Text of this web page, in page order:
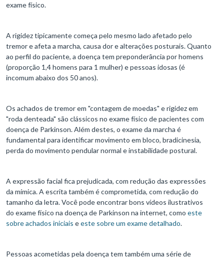
exame físico.
A rigidez tipicamente começa pelo mesmo lado afetado pelo
tremor e afeta a marcha, causa dor e alterações posturais. Quanto
ao perfil do paciente, a doença tem preponderância por homens
(proporção 1,4 homens para 1 mulher) e pessoas idosas (é
incomum abaixo dos 50 anos).
Os achados de tremor em "contagem de moedas" e rigidez em
"roda denteada" são clássicos no exame físico de pacientes com
doença de Parkinson. Além destes, o exame da marcha é
fundamental para identificar movimento em bloco, bradicinesia,
perda do movimento pendular normal e instabilidade postural.
A expressão facial fica prejudicada, com redução das expressões
da mímica. A escrita também é comprometida, com redução do
tamanho da letra. Você pode encontrar bons vídeos ilustrativos
do exame físico na doença de Parkinson na internet, como este
sobre achados iniciais eeste sobre um exame detalhado.
Pessoas acometidas pela doença tem também uma série de